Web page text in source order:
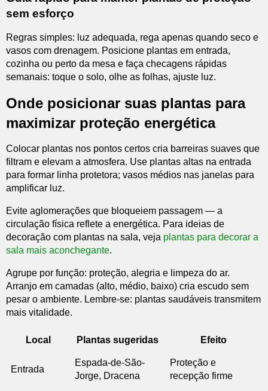
sem esforço
Regras simples: luz adequada, rega apenas quando seco e
vasos com drenagem. Posicione plantas em entrada,
cozinha ou perto da mesa e faça checagens rápidas
semanais: toque o solo, olhe as folhas, ajuste luz.
Onde posicionar suas plantas para
maximizar proteção energética
Colocar plantas nos pontos certos cria barreiras suaves que
filtram e elevam a atmosfera. Use plantas altas na entrada
para formar linha protetora; vasos médios nas janelas para
amplificar luz.
Evite aglomerações que bloqueiem passagem — a
circulação física reflete a energética. Para ideias de
decoração com plantas na sala, veja plantas para decorar a
sala mais aconchegante.
Agrupe por função: proteção, alegria e limpeza do ar.
Arranjo em camadas (alto, médio, baixo) cria escudo sem
pesar o ambiente. Lembre-se: plantas saudáveis transmitem
mais vitalidade.
Local Plantas sugeridas Efeito
Entrada
Espada-de-São-
Jorge, Dracena
Proteção e
recepção firme